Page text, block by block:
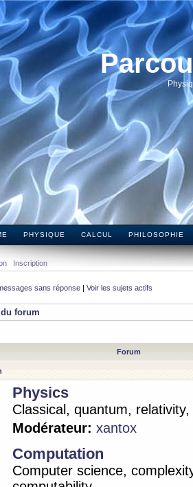
PHYSIQUE CALCUL PHILOSOPHIE
Inscription
sans réponse | Voir les sujets actifs
du forum
Forum
Physics
Classical, quantum,
Modérateur: xantox
Computation
Computer science,